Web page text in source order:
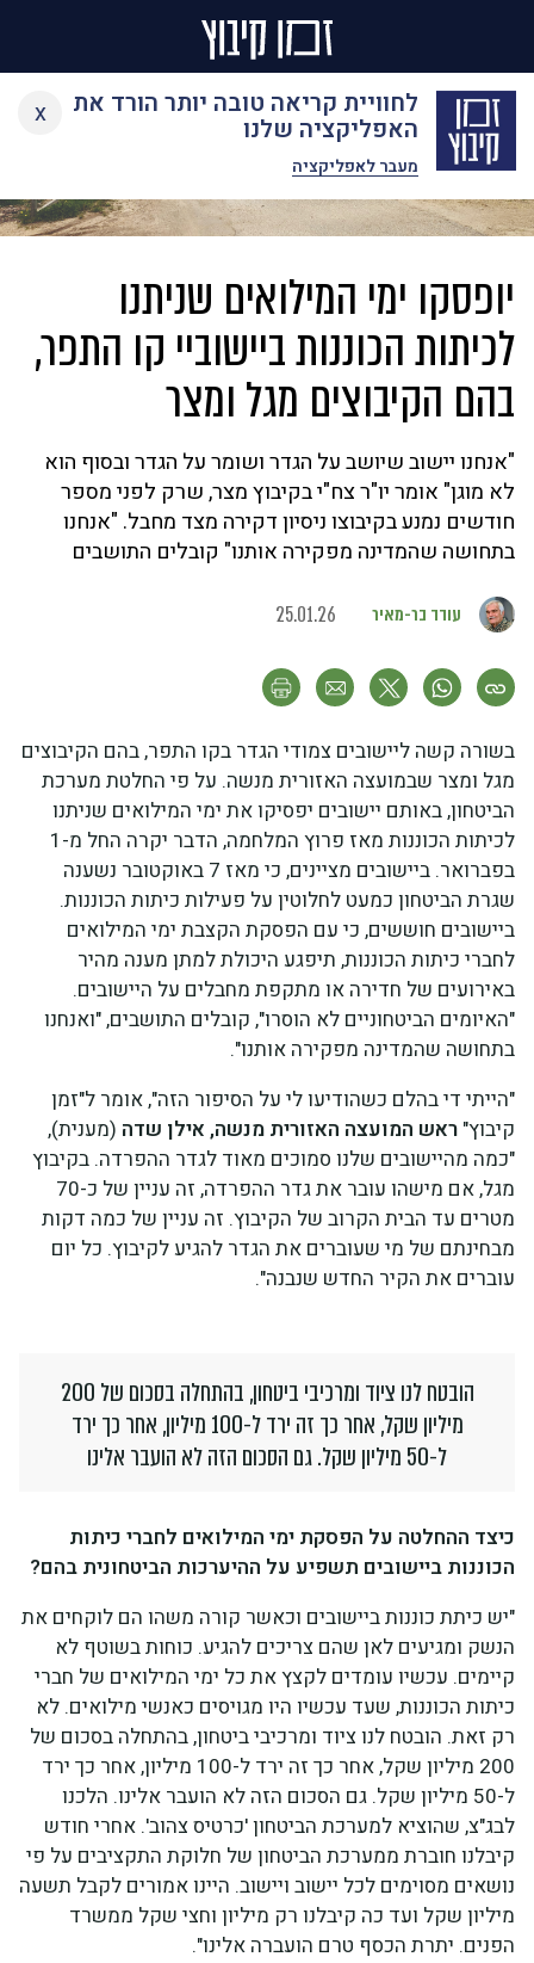
לחוויית קריאה טובה יותר הורד את
האפליקציה שלנו
מעבר לאפליקציה
x
Skip
content
יופסקו ימי המילואים שניתנו
לכיתות הכוננות ביישוביי קו התפר,
בהם הקיבוצים מגל ומצר
"אנחנו יישוב שיושב על הגדר ושומר על הגדר ובסוף הוא
לא מוגן" אומר יו"ר צח"י בקיבוץ מצר, שרק לפני מספר
חודשים נמנע בקיבוצו ניסיון דקירה מצד מחבל. "אנחנו
בתחושה שהמדינה מפקירה אותנו" קובלים התושבים
עודד בר-מאיר 25.01.26
בשורה קשה ליישובים צמודי הגדר בקו התפר, בהם הקיבוצים
מגל ומצר שבמועצה האזורית מנשה. על פי החלטת מערכת
הביטחון, באותם יישובים יפסיקו את ימי המילואים שניתנו
לכיתות הכוננות מאז פרוץ המלחמה, הדבר יקרה החל מ-1
בפברואר. ביישובים מציינים, כי מאז 7 באוקטובר נשענה
שגרת הביטחון כמעט לחלוטין על פעילות כיתות הכוננות.
ביישובים חוששים, כי עם הפסקת הקצבת ימי המילואים
לחברי כיתות הכוננות, תיפגע היכולת למתן מענה מהיר
באירועים של חדירה או מתקפת מחבלים על היישובים.
"האיומים הביטחוניים לא הוסרו", קובלים התושבים, "ואנחנו
בתחושה שהמדינה מפקירה אותנו".
"הייתי די בהלם כשהודיעו לי על הסיפור הזה", אומר ל"זמן
קיבוץ" ראש המועצה האזורית מנשה, אילן שדה (מענית),
"כמה מהיישובים שלנו סמוכים מאוד לגדר ההפרדה. בקיבוץ
מגל, אם מישהו עובר את גדר ההפרדה, זה עניין של כ-70
מטרים עד הבית הקרוב של הקיבוץ. זה עניין של כמה דקות
מבחינתם של מי שעוברים את הגדר להגיע לקיבוץ. כל יום
עוברים את הקיר החדש שנבנה".
הובטח לנו ציוד ומרכיבי ביטחון, בהתחלה בסכום של 200
מיליון שקל, אחר כך זה ירד ל-100 מיליון, אחר כך ירד
ל-50 מיליון שקל. גם הסכום הזה לא הועבר אלינו
כיצד ההחלטה על הפסקת ימי המילואים לחברי כיתות
הכוננות ביישובים תשפיע על ההיערכות הביטחונית בהם?
"יש כיתת כוננות ביישובים וכאשר קורה משהו הם לוקחים את
הנשק ומגיעים לאן שהם צריכים להגיע. כוחות בשוטף לא
קיימים. עכשיו עומדים לקצץ את כל ימי המילואים של חברי
כיתות הכוננות, שעד עכשיו היו מגויסים כאנשי מילואים. לא
רק זאת. הובטח לנו ציוד ומרכיבי ביטחון, בהתחלה בסכום של
200 מיליון שקל, אחר כך זה ירד ל-100 מיליון, אחר כך ירד
ל-50 מיליון שקל. גם הסכום הזה לא הועבר אלינו. הלכנו
לבג"צ, שהוציא למערכת הביטחון 'כרטיס צהוב'. אחרי חודש
קיבלנו חוברת ממערכת הביטחון של חלוקת התקציבים על פי
נושאים מסוימים לכל יישוב ויישוב. היינו אמורים לקבל תשעה
מיליון שקל ועד כה קיבלנו רק מיליון וחצי שקל ממשרד
הפנים. יתרת הכסף טרם הועברה אלינו".